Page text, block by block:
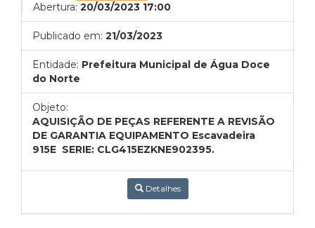
Abertura: 20/03/2023 17:00
Publicado em: 21/03/2023
Entidade: Prefeitura Municipal de Água Doce
do Norte
Objeto:
AQUISIÇÃO DE PEÇAS REFERENTE A REVISÃO
DE GARANTIA EQUIPAMENTO Escavadeira
915E SERIE: CLG415EZKNE902395.
Detalhes